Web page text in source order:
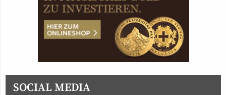
SOCIAL MEDIA